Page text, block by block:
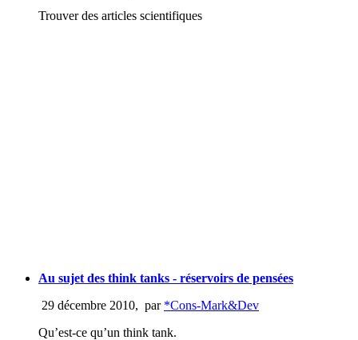
Trouver des articles scientifiques
Au sujet des think tanks - réservoirs de pensées
29 décembre 2010, par *Cons-Mark&Dev
Qu’est-ce qu’un think tank.